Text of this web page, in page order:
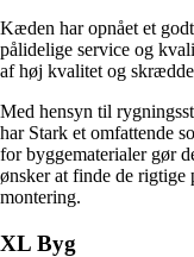
Kæden har opnået et
pålidelige service og
af høj kvalitet og
Med hensyn til
har Stark et omfattende
for byggematerialer gør
ønsker at finde de
montering.
XL Byg